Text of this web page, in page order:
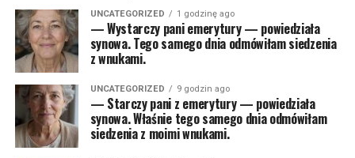
UNCATEGORIZED 1 godzinę ago
— Wystarczy pani emerytury — powiedziała
synowa. Tego samego dnia odmówiłam siedzenia
z wnukami.
UNCATEGORIZED 9 godzin ago
— Starczy pani z emerytury — powiedziała
synowa. Właśnie tego samego dnia odmówiłam
siedzenia z moimi wnukami.